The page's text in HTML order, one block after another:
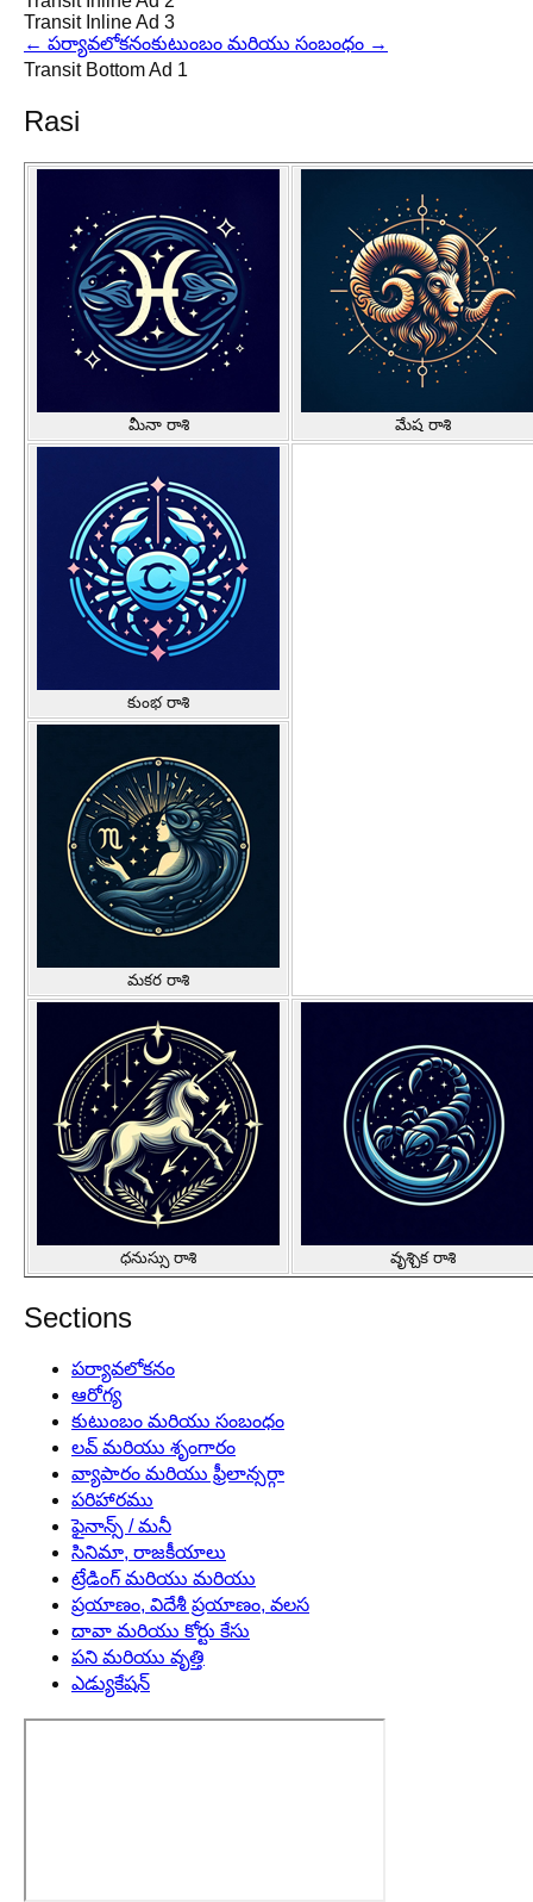
Transit Inline Ad 3
← పర్యావలోకనంకుటుంబం మరియు సంబంధం →
Transit Bottom Ad 1
Rasi
మీనా రాశి మేష రాశి
కుంభ రాశి
మకర రాశి
ధనుస్సు రాశి వృశ్చిక రాశి
Sections
పర్యావలోకనం
ఆరోగ్య
కుటుంబం మరియు సంబంధం
లవ్ మరియు శృంగారం
వ్యాపారం మరియు ఫ్రీలాన్సర్గా
పరిహారము
ఫైనాన్స్ / మనీ
సినిమా, రాజకీయాలు
ట్రేడింగ్ మరియు మరియు
ప్రయాణం, విదేశీ ప్రయాణం, వలస
దావా మరియు కోర్టు కేసు
పని మరియు వృత్తి
ఎడ్యుకేషన్